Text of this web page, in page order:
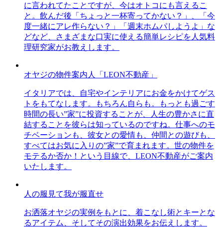
に言われてたことですが、今はオトコにも言えるこ
と。飲んだ後「ちょっと一杯寄ってかない？」、「今
度一緒にアレ作らない？」「週末ホムパしようよ」な
どなど、さまざまな口実に使える簡単レシピを人気料
理研究家がお教えします。
オヤジの物件案内人「LEON不動産」
イタリアでは、自宅やインテリアにお金をかけてゲス
トをもてなします。もちろん自らも。もっとも過ごす
時間の長い”家”に投資することが、人生の豊かさに直
結することを彼らは知っているのですね。仕事へのモ
チベーションも、彼女との愛情も、仲間との遊びも、
すべてはお気に入りの”家”で育まれます。世の物件を
モテるか否か！という目線で、LEON不動産がご案内
いたします。
人の服見て我が服直せ
お洒落オヤジの実例をもとに、着こなし術とキーとな
るアイテム、そしてその演出効果をお伝えします。